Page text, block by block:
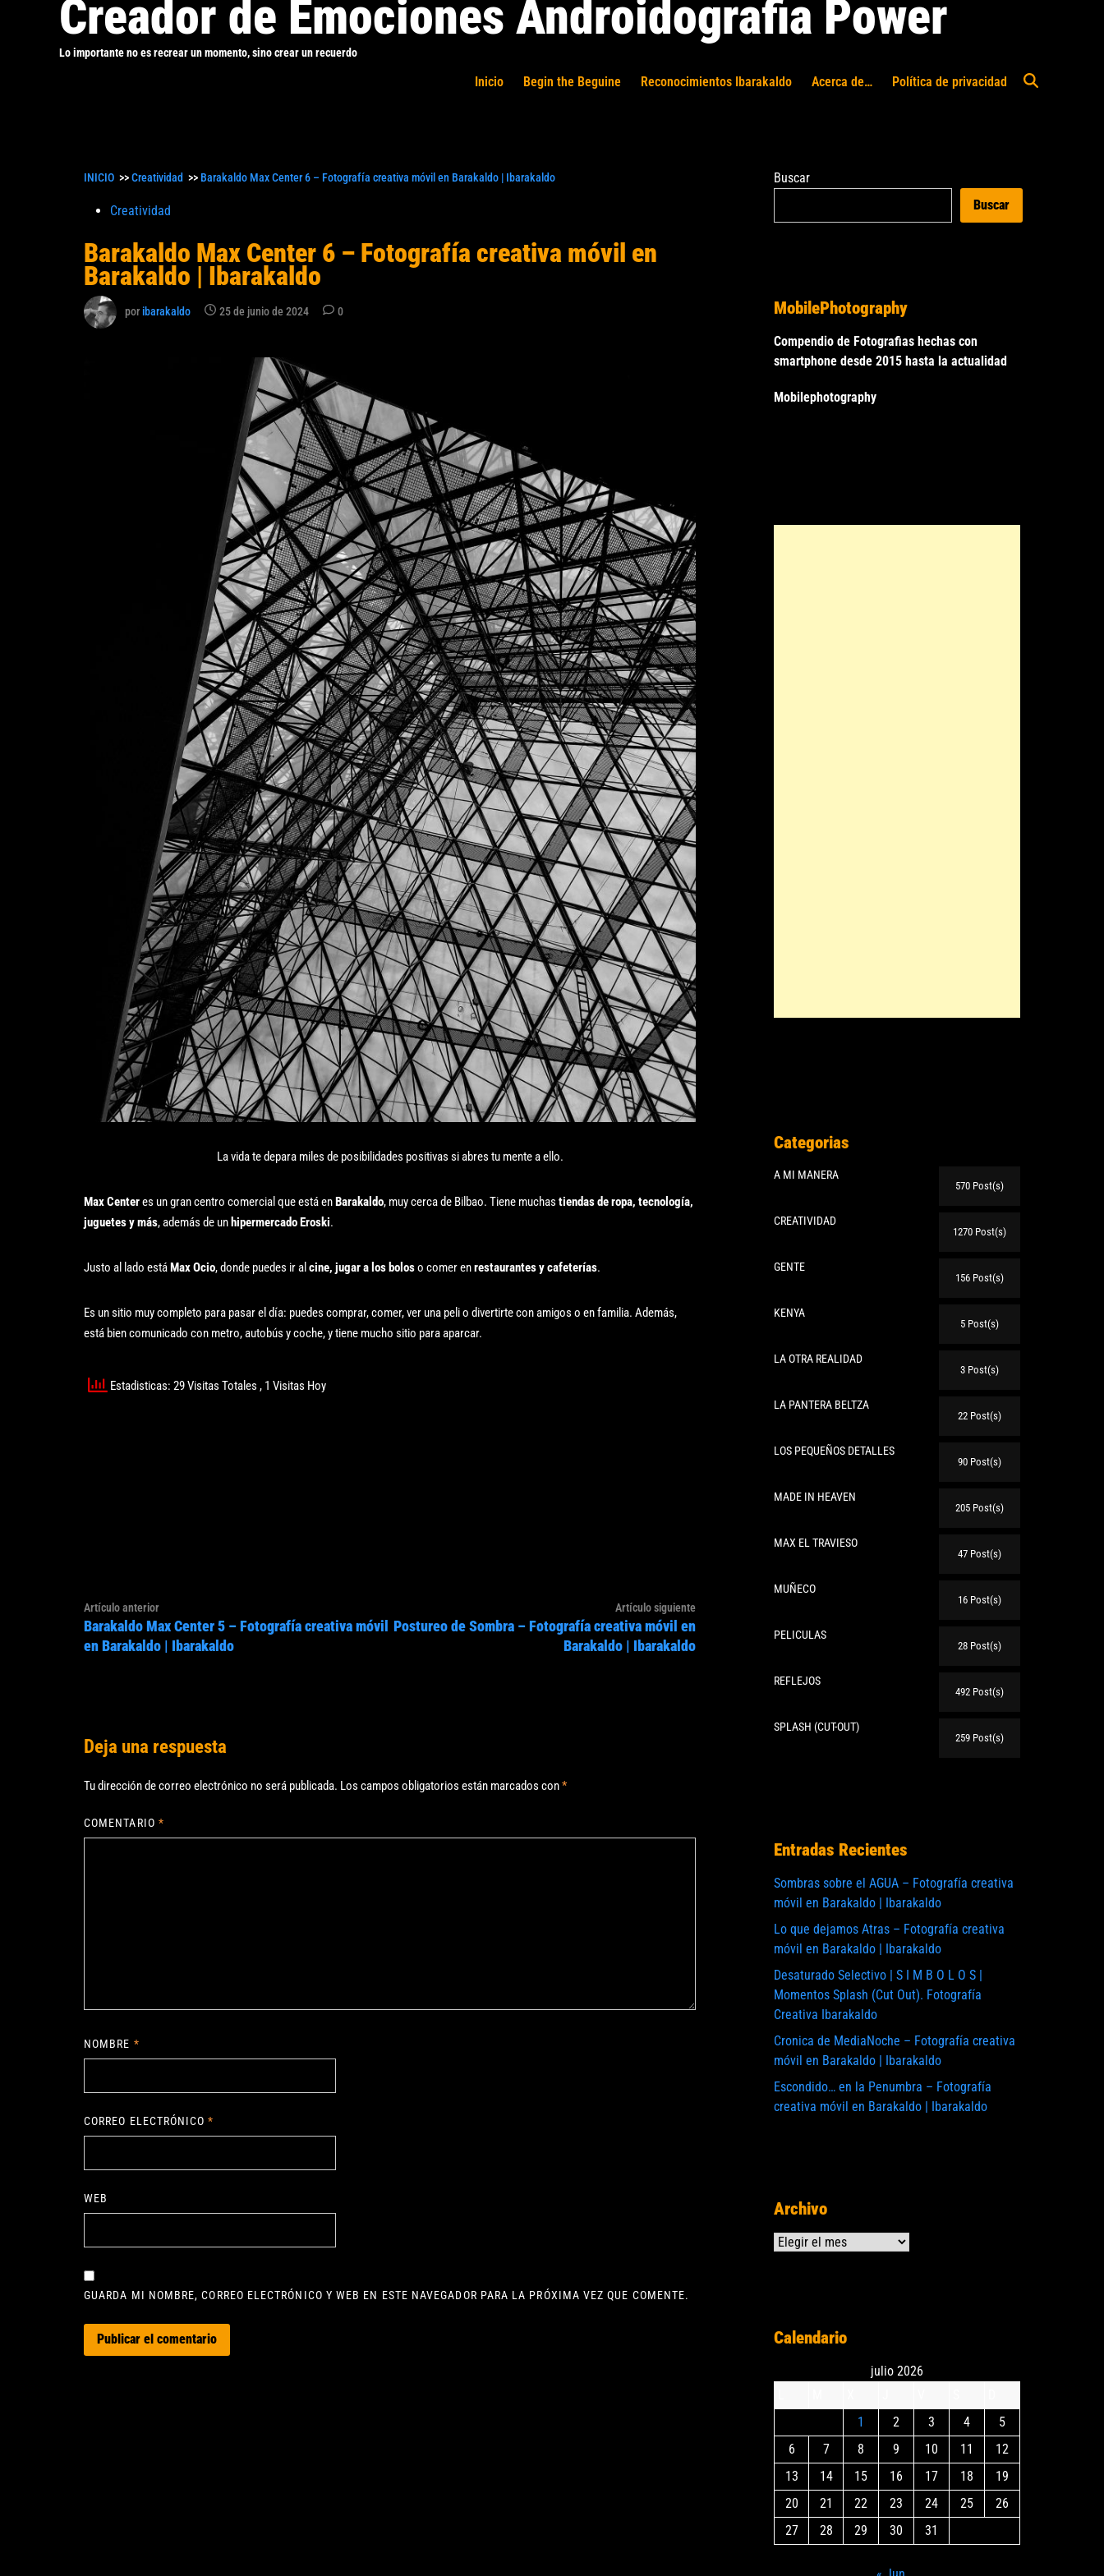
Creador de Emociones Androidografia Power
Lo importante no es recrear un momento, sino crear un recuerdo
Inicio Begin the Beguine Reconocimientos Ibarakaldo Acerca de… Política de privacidad
Abrir
INICIO >>Creatividad >> Barakaldo Max Center 6 – Fotografía creativa móvil en Barakaldo | Ibarakaldo
Publicado
Creatividad
Barakaldo Max Center 6 – Fotografía creativa móvil en
Barakaldo | Ibarakaldo
poribarakaldo 25 de junio de 2024 0
La vida te depara miles de posibilidades positivas si abres tu mente a ello.
Max Centeres un gran centro comercial que está enBarakaldo, muy cerca de Bilbao. Tiene muchas tiendas de ropa, tecnología,
juguetes y más, además de un hipermercado Eroski.
Justo al lado estáMax Ocio, donde puedes ir al cine, jugar a los boloso comer enrestaurantes y cafeterías.
Es un sitio muy completo para pasar el día: puedes comprar, comer, ver una peli o divertirte con amigos o en familia. Además,
está bien comunicado con metro, autobús y coche, y tiene mucho sitio para aparcar.
Estadisticas: 29 Visitas Totales , 1 Visitas Hoy
Navegación
de
entradas
Artículo anteriorArtículo
anterior:
Barakaldo Max Center 5 – Fotografía creativa móvil
en Barakaldo | Ibarakaldo
Artículo siguienteArtículo
siguiente:
Postureo de Sombra – Fotografía creativa móvil en
Barakaldo | Ibarakaldo
Deja una respuesta
Tu dirección de correo electrónico no será publicada. Los campos obligatorios están marcados con*
COMENTARIO *
NOMBRE *
CORREO ELECTRÓNICO*
WEB
GUARDA MI NOMBRE, CORREO ELECTRÓNICO Y WEB EN ESTE NAVEGADOR PARA LA PRÓXIMA VEZ QUE COMENTE.
Buscar
Buscar
MobilePhotography
Compendio de Fotografias hechas con
smartphone desde 2015 hasta la actualidad
Mobilephotography
Categorias
A MI MANERA
570 Post(s)
CREATIVIDAD
1270 Post(s)
GENTE
156 Post(s)
KENYA
5 Post(s)
LA OTRA REALIDAD
3 Post(s)
LA PANTERA BELTZA
22 Post(s)
LOS PEQUEÑOS DETALLES
90 Post(s)
MADE IN HEAVEN
205 Post(s)
MAX EL TRAVIESO
47 Post(s)
MUÑECO
16 Post(s)
PELICULAS
28 Post(s)
REFLEJOS
492 Post(s)
SPLASH (CUT-OUT)
259 Post(s)
Entradas Recientes
Sombras sobre el AGUA – Fotografía creativa
móvil en Barakaldo | Ibarakaldo
Lo que dejamos Atras – Fotografía creativa
móvil en Barakaldo | Ibarakaldo
Desaturado Selectivo | S I M B O L O S |
Momentos Splash (Cut Out). Fotografía
Creativa Ibarakaldo
Cronica de MediaNoche – Fotografía creativa
móvil en Barakaldo | Ibarakaldo
Escondido… en la Penumbra – Fotografía
creativa móvil en Barakaldo | Ibarakaldo
Archivo
Archivos
Calendario
julio 2026
1
2 3 4
5
6
7 8 9 10 11
12
13
14 15 16 17 18
19
20
21 22 23 24 25
26
27
28 29 30 31